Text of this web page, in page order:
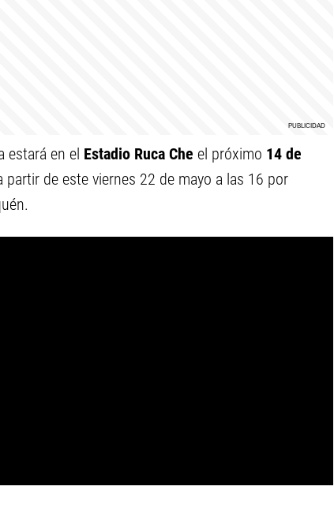
estará en el Estadio Ruca Che el próximo 14 de
partir de este viernes 22 de mayo a las 16 por